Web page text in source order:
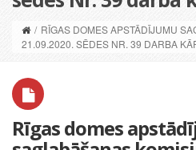
/ RĪGAS DOMES APSTĀDĪJUMU
21.09.2020. SĒDES NR. 39 DARBA
Rīgas domes